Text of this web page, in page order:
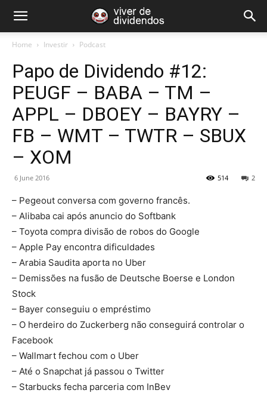
Home Investir Podcast
Papo de Dividendo #12:
PEUGF – BABA – TM –
APPL – DBOEY – BAYRY –
FB – WMT – TWTR – SBUX
– XOM
6 June 2016 2
514
– Pegeout conversa com governo francês.
– Alibaba cai após anuncio do Softbank
– Toyota compra divisão de robos do Google
– Apple Pay encontra dificuldades
– Arabia Saudita aporta no Uber
– Demissões na fusão de Deutsche Boerse e London
Stock
– Bayer conseguiu o empréstimo
– O herdeiro do Zuckerberg não conseguirá controlar o
Facebook
– Wallmart fechou com o Uber
– Até o Snapchat já passou o Twitter
– Starbucks fecha parceria com InBev